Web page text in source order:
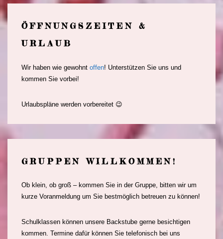
ÖFFNUNGSZEITEN &
URLAUB
Wir haben wie gewohnt offen! Unterstützen Sie uns und
kommen Sie vorbei!
Urlaubspläne werden vorbereitet 😉
GRUPPEN WILLKOMMEN!
Ob klein, ob groß – kommen Sie in der Gruppe, bitten wir um
kurze Voranmeldung um Sie bestmöglich betreuen zu können!
Schulklassen können unsere Backstube gerne besichtigen
kommen. Termine dafür können Sie telefonisch bei uns